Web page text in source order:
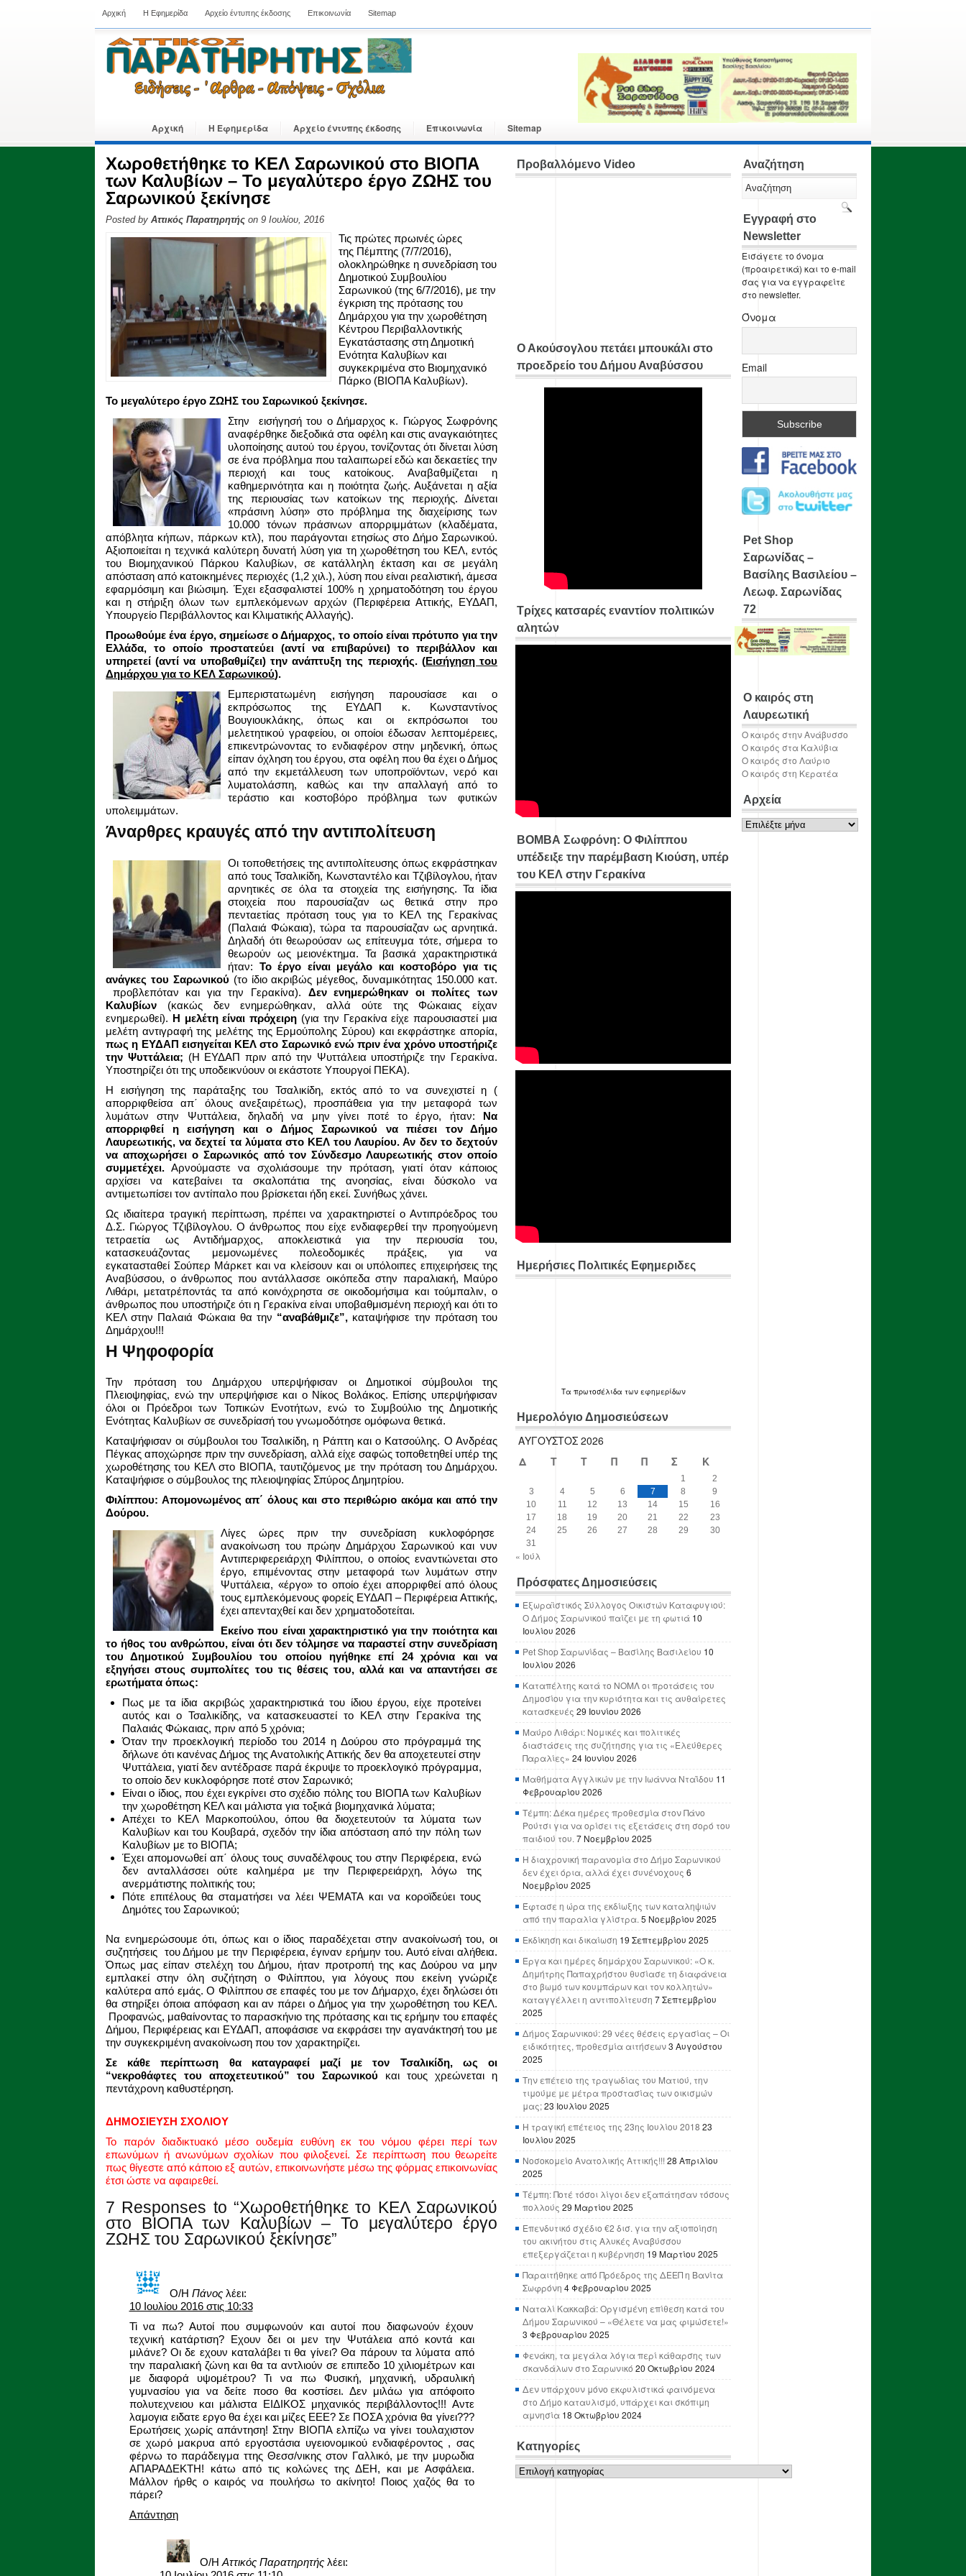
Αρχική Η Εφημερίδα Αρχείο έντυπης έκδοσης Επικοινωνία Sitemap
Αρχική Η Εφημερίδα Αρχείο έντυπης έκδοσης Επικοινωνία Sitemap
Χωροθετήθηκε το ΚΕΛ Σαρωνικού στο ΒΙΟΠΑ
των Καλυβίων – Το μεγαλύτερο έργο ΖΩΗΣ του
Σαρωνικού ξεκίνησε
Posted by Αττικός Παρατηρητής on 9 Ιουλίου, 2016
Τις πρώτες πρωινές ώρες
της Πέμπτης (7/7/2016),
ολοκληρώθηκε η συνεδρίαση του
Δημοτικού Συμβουλίου
Σαρωνικού (της 6/7/2016), με την
έγκριση της πρότασης του
Δημάρχου για την χωροθέτηση
Κέντρου Περιβαλλοντικής
Εγκατάστασης στη Δημοτική
Ενότητα Καλυβίων και
συγκεκριμένα στο Βιομηχανικό
Πάρκο (ΒΙΟΠΑ Καλυβίων).
Το μεγαλύτερο έργο ΖΩΗΣ του Σαρωνικού ξεκίνησε.
Στην εισήγησή του ο Δήμαρχος κ. Γιώργος Σωφρόνης
αναφέρθηκε διεξοδικά στα οφέλη και στις αναγκαιότητες
υλοποίησης αυτού του έργου, τονίζοντας ότι δίνεται λύση
σε ένα πρόβλημα που ταλαιπωρεί εδώ και δεκαετίες την
περιοχή και τους κατοίκους. Αναβαθμίζεται η
καθημερινότητα και η ποιότητα ζωής. Αυξάνεται η αξία
της περιουσίας των κατοίκων της περιοχής. Δίνεται
«πράσινη λύση» στο πρόβλημα της διαχείρισης των
10.000 τόνων πράσινων απορριμμάτων (κλαδέματα,
απόβλητα κήπων, πάρκων κτλ), που παράγονται ετησίως στο Δήμο Σαρωνικού.
Αξιοποιείται η τεχνικά καλύτερη δυνατή λύση για τη χωροθέτηση του ΚΕΛ, εντός
του Βιομηχανικού Πάρκου Καλυβίων, σε κατάλληλη έκταση και σε μεγάλη
απόσταση από κατοικημένες περιοχές (1,2 χιλ.), λύση που είναι ρεαλιστική, άμεσα
εφαρμόσιμη και βιώσιμη. Έχει εξασφαλιστεί 100% η χρηματοδότηση του έργου
και η στήριξη όλων των εμπλεκόμενων αρχών (Περιφέρεια Αττικής, ΕΥΔΑΠ,
Υπουργείο Περιβάλλοντος και Κλιματικής Αλλαγής).
Προωθούμε ένα έργο, σημείωσε ο Δήμαρχος, το οποίο είναι πρότυπο για την
Ελλάδα, το οποίο προστατεύει (αντί να επιβαρύνει) το περιβάλλον και
υπηρετεί (αντί να υποβαθμίζει) την ανάπτυξη της περιοχής. (Εισήγηση του
Δημάρχου για το ΚΕΛ Σαρωνικού).
Εμπεριστατωμένη εισήγηση παρουσίασε και ο
εκπρόσωπος της ΕΥΔΑΠ κ. Κωνσταντίνος
Βουγιουκλάκης, όπως και οι εκπρόσωποι του
μελετητικού γραφείου, οι οποίοι έδωσαν λεπτομέρειες,
επικεντρώνοντας το ενδιαφέρον στην μηδενική, όπως
είπαν όχληση του έργου, στα οφέλη που θα έχει ο Δήμος
από την εκμετάλλευση των υποπροϊόντων, νερό και
λυματολάσπη, καθώς και την απαλλαγή από το
τεράστιο και κοστοβόρο πρόβλημα των φυτικών
υπολειμμάτων.
Άναρθρες κραυγές από την αντιπολίτευση
Οι τοποθετήσεις της αντιπολίτευσης όπως εκφράστηκαν
από τους Τσαλικίδη, Κωνσταντέλο και Τζιβίλογλου, ήταν
αρνητικές σε όλα τα στοιχεία της εισήγησης. Τα ίδια
στοιχεία που παρουσίαζαν ως θετικά στην προ
πενταετίας πρόταση τους για το ΚΕΛ της Γερακίνας
(Παλαιά Φώκαια), τώρα τα παρουσίαζαν ως αρνητικά.
Δηλαδή ότι θεωρούσαν ως επίτευγμα τότε, σήμερα το
θεωρούν ως μειονέκτημα. Τα βασικά χαρακτηριστικά
ήταν: Το έργο είναι μεγάλο και κοστοβόρο για τις
ανάγκες του Σαρωνικού (το ίδιο ακριβώς μέγεθος, δυναμικότητας 150.000 κατ.
προβλεπόταν και για την Γερακίνα). Δεν ενημερώθηκαν οι πολίτες των
Καλυβίων (κακώς δεν ενημερώθηκαν, αλλά ούτε της Φώκαιας είχαν
ενημερωθεί). Η μελέτη είναι πρόχειρη (για την Γερακίνα είχε παρουσιαστεί μια
μελέτη αντιγραφή της μελέτης της Ερμούπολης Σύρου) και εκφράστηκε απορία,
πως η ΕΥΔΑΠ εισηγείται ΚΕΛ στο Σαρωνικό ενώ πριν ένα χρόνο υποστήριζε
την Ψυττάλεια; (Η ΕΥΔΑΠ πριν από την Ψυττάλεια υποστήριζε την Γερακίνα.
Υποστηρίζει ότι της υποδεικνύουν οι εκάστοτε Υπουργοί ΠΕΚΑ).
Η εισήγηση της παράταξης του Τσαλικίδη, εκτός από το να συνεχιστεί η (
απορριφθείσα απ΄ όλους ανεξαιρέτως), προσπάθεια για την μεταφορά των
λυμάτων στην Ψυττάλεια, δηλαδή να μην γίνει ποτέ το έργο, ήταν: Να
απορριφθεί η εισήγηση και ο Δήμος Σαρωνικού να πιέσει τον Δήμο
Λαυρεωτικής, να δεχτεί τα λύματα στο ΚΕΛ του Λαυρίου. Αν δεν το δεχτούν
να αποχωρήσει ο Σαρωνικός από τον Σύνδεσμο Λαυρεωτικής στον οποίο
συμμετέχει. Αρνούμαστε να σχολιάσουμε την πρόταση, γιατί όταν κάποιος
αρχίσει να κατεβαίνει τα σκαλοπάτια της ανοησίας, είναι δύσκολο να
αντιμετωπίσει τον αντίπαλο που βρίσκεται ήδη εκεί. Συνήθως χάνει.
Ως ιδιαίτερα τραγική περίπτωση, πρέπει να χαρακτηριστεί ο Αντιπρόεδρος του
Δ.Σ. Γιώργος Τζιβίλογλου. Ο άνθρωπος που είχε ενδιαφερθεί την προηγούμενη
τετραετία ως Αντιδήμαρχος, αποκλειστικά για την περιουσία του,
κατασκευάζοντας μεμονωμένες πολεοδομικές πράξεις, για να
εγκατασταθεί Σούπερ Μάρκετ και να κλείσουν και οι υπόλοιπες επιχειρήσεις της
Αναβύσσου, ο άνθρωπος που αντάλλασσε οικόπεδα στην παραλιακή, Μαύρο
Λιθάρι, μετατρέποντάς τα από κοινόχρηστα σε οικοδομήσιμα και τούμπαλιν, ο
άνθρωπος που υποστήριζε ότι η Γερακίνα είναι υποβαθμισμένη περιοχή και ότι το
ΚΕΛ στην Παλαιά Φώκαια θα την “αναβάθμιζε”, καταψήφισε την πρόταση του
Δημάρχου!!!
Η Ψηφοφορία
Την πρόταση του Δημάρχου υπερψήφισαν οι Δημοτικοί σύμβουλοι της
Πλειοψηφίας, ενώ την υπερψήφισε και ο Νίκος Βολάκος. Επίσης υπερψήφισαν
όλοι οι Πρόεδροι των Τοπικών Ενοτήτων, ενώ το Συμβούλιο της Δημοτικής
Ενότητας Καλυβίων σε συνεδρίασή του γνωμοδότησε ομόφωνα θετικά.
Καταψήφισαν οι σύμβουλοι του Τσαλικίδη, η Ράπτη και ο Κατσούλης. Ο Ανδρέας
Πέγκας αποχώρησε πριν την συνεδρίαση, αλλά είχε σαφώς τοποθετηθεί υπέρ της
χωροθέτησης του ΚΕΛ στο ΒΙΟΠΑ, ταυτιζόμενος με την πρόταση του Δημάρχου.
Καταψήφισε ο σύμβουλος της πλειοψηφίας Σπύρος Δημητρίου.
Φιλίππου: Απομονωμένος απ΄ όλους και στο περιθώριο ακόμα και από την
Δούρου.
Λίγες ώρες πριν την συνεδρίαση κυκλοφόρησε
ανακοίνωση του πρώην Δημάρχου Σαρωνικού και νυν
Αντιπεριφερειάρχη Φιλίππου, ο οποίος εναντιώνεται στο
έργο, επιμένοντας στην μεταφορά των λυμάτων στην
Ψυττάλεια, «έργο» το οποίο έχει απορριφθεί από όλους
τους εμπλεκόμενους φορείς ΕΥΔΑΠ – Περιφέρεια Αττικής,
έχει απενταχθεί και δεν χρηματοδοτείται.
Εκείνο που είναι χαρακτηριστικό για την ποιότητα και
το ήθος του ανθρώπου, είναι ότι δεν τόλμησε να παραστεί στην συνεδρίαση
του Δημοτικού Συμβουλίου του οποίου ηγήθηκε επί 24 χρόνια και να
εξηγήσει στους συμπολίτες του τις θέσεις του, αλλά και να απαντήσει σε
ερωτήματα όπως:
Πως με τα ίδια ακριβώς χαρακτηριστικά του ίδιου έργου, είχε προτείνει
αυτός και ο Τσαλικίδης, να κατασκευαστεί το ΚΕΛ στην Γερακίνα της
Παλαιάς Φώκαιας, πριν από 5 χρόνια;
Όταν την προεκλογική περίοδο του 2014 η Δούρου στο πρόγραμμά της
δήλωνε ότι κανένας Δήμος της Ανατολικής Αττικής δεν θα αποχετευτεί στην
Ψυττάλεια, γιατί δεν αντέδρασε παρά έκρυψε το προεκλογικό πρόγραμμα,
το οποίο δεν κυκλοφόρησε ποτέ στον Σαρωνικό;
Είναι ο ίδιος, που έχει εγκρίνει στο σχέδιο πόλης του ΒΙΟΠΑ των Καλυβίων
την χωροθέτηση ΚΕΛ και μάλιστα για τοξικά βιομηχανικά λύματα;
Απέχει το ΚΕΛ Μαρκοπούλου, όπου θα διοχετευτούν τα λύματα των
Καλυβίων και του Κουβαρά, σχεδόν την ίδια απόσταση από την πόλη των
Καλυβίων με το ΒΙΟΠΑ;
Έχει απομονωθεί απ΄ όλους τους συναδέλφους του στην Περιφέρεια, ενώ
δεν ανταλλάσσει ούτε καλημέρα με την Περιφερειάρχη, λόγω της
ανερμάτιστης πολιτικής του;
Πότε επιτέλους θα σταματήσει να λέει ΨΕΜΑΤΑ και να κοροϊδεύει τους
Δημότες του Σαρωνικού;
Να ενημερώσουμε ότι, όπως και ο ίδιος παραδέχεται στην ανακοίνωσή του, οι
συζητήσεις του Δήμου με την Περιφέρεια, έγιναν ερήμην του. Αυτό είναι αλήθεια.
Όπως μας είπαν στελέχη του Δήμου, ήταν προτροπή της κας Δούρου να μην
εμπλακεί στην όλη συζήτηση ο Φιλίππου, για λόγους που εκείνη γνώριζε
καλύτερα από εμάς. Ο Φιλίππου σε επαφές του με τον Δήμαρχο, έχει δηλώσει ότι
θα στηρίξει όποια απόφαση και αν πάρει ο Δήμος για την χωροθέτηση του ΚΕΛ.
Προφανώς, μαθαίνοντας το παρασκήνιο της πρότασης και τις ερήμην του επαφές
Δήμου, Περιφέρειας και ΕΥΔΑΠ, αποφάσισε να εκφράσει την αγανάκτησή του με
την συγκεκριμένη ανακοίνωση που τον χαρακτηρίζει.
Σε κάθε περίπτωση θα καταγραφεί μαζί με τον Τσαλικίδη, ως οι
“νεκροθάφτες του αποχετευτικού” του Σαρωνικού και τους χρεώνεται η
πεντάχρονη καθυστέρηση.
ΔΗΜΟΣΙΕΥΣΗ ΣΧΟΛΙΟΥ
Το παρόν διαδικτυακό μέσο ουδεμία ευθύνη εκ του νόμου φέρει περί των
επωνύμων ή ανωνύμων σχολίων που φιλοξενεί. Σε περίπτωση που θεωρείτε
πως θίγεστε από κάποιο εξ αυτών, επικοινωνήστε μέσω της φόρμας επικοινωνίας
έτσι ώστε να αφαιρεθεί.
7 Responses to “Χωροθετήθηκε το ΚΕΛ Σαρωνικού
στο ΒΙΟΠΑ των Καλυβίων – Το μεγαλύτερο έργο
ΖΩΗΣ του Σαρωνικού ξεκίνησε”
Ο/Η Πάνος λέει:
10 Ιουλίου 2016 στις 10:33
Ti να πω? Αυτοί που συμφωνούν και αυτοί που διαφωνούν έχουν
τεχνική κατάρτιση? Εχουν δει οι μεν την Ψυτάλεια από κοντά και
μιλάνε? Οι δε εχουν καταλάβει τι θα γίνει? Θα πάρουν τα λύματα από
την παραλιακή ζώνη και θα τα αντλιούν σε επιπεδο 10 χιλιομέτρων και
με διαφορά υψομέτρου? Τι να πω Φυσική, μηχανική, υδραυλική
γυμνασίου για να δείτε ποσο θα κοστίσει. Δεν μιλάω για απόφοιτο
πολυτεχνειου και μάλιστα ΕΙΔΙΚΟΣ μηχανικός περιβάλλοντος!!! Αντε
λαμογια ειδατε εργο θα έχει και μίζες ΕΕΕ? Σε ΠΟΣΑ χρόνια θα γίνει???
Ερωτήσεις χωρίς απάντηση! Στην ΒΙΟΠΑ ελπίζω να γίνει τουλαχιστον
σε χωρό μακρυα από εργοστάσια υγειονομικού ενδιαφέροντος , σας
φέρνω το παράδειγμα ττης Θεσσ/νικης στον Γαλλικό, με την μυρωδια
ΑΠΑΡΑΔΕΚΤΗ! κάτω από τις κολώνες της ΔΕΗ, και με Ασφάλεια.
Μάλλον ήρθς ο καιρός να πουλήσω το ακίνητο! Ποιος χαζός θα το
πάρει?
Απάντηση
Ο/Η Αττικός Παρατηρητής λέει:
Προβαλλόμενο Video
Ο Ακούσογλου πετάει μπουκάλι στο
προεδρείο του Δήμου Αναβύσσου
Τρίχες κατσαρές εναντίον πολιτικών
αλητών
ΒΟΜΒΑ Σωφρόνη: Ο Φιλίππου
υπέδειξε την παρέμβαση Κιούση, υπέρ
του ΚΕΛ στην Γερακίνα
Ημερήσιες Πολιτικές Εφημεριδες
Τα πρωτοσέλιδα των εφημερίδων
Ημερολόγιο Δημοσιεύσεων
ΑΎΓΟΥΣΤΟΣ 2026
Δ
Τ Τ Π Π Σ Κ
1
2
3
4 5 6 7 8
9
10
11 12 13 14 15
16
17
18 19 20 21 22
23
24
25 26 27 28 29
30
31
« Ιούλ
Πρόσφατες Δημοσιεύσεις
Εξωραϊστικός Σύλλογος Οικιστών Καταφυγιού:
Ο Δήμος Σαρωνικού παίζει με τη φωτιά 10
Ιουλίου 2026
Pet Shop Σαρωνίδας – Βασίλης Βασιλείου 10
Ιουλίου 2026
Καταπέλτης κατά το ΝΟΜΛ οι προτάσεις του
Δημοσίου για την κυριότητα και τις αυθαίρετες
κατασκευές 29 Ιουνίου 2026
Μαύρο Λιθάρι: Νομικές και πολιτικές
διαστάσεις της συζήτησης για τις «Ελεύθερες
Παραλίες» 24 Ιουνίου 2026
Μαθήματα Αγγλικών με την Ιωάννα Νταΐδου 11
Φεβρουαρίου 2026
Τέμπη: Δέκα ημέρες προθεσμία στον Πάνο
Ρούτσι για να ορίσει τις εξετάσεις στη σορό του
παιδιού του. 7 Νοεμβρίου 2025
Η διαχρονική παρανομία στο Δήμο Σαρωνικού
δεν έχει όρια, αλλά έχει συνένοχους 6
Νοεμβρίου 2025
Έφτασε η ώρα της εκδίωξης των καταληψιών
από την παραλία γλίστρα. 5 Νοεμβρίου 2025
Εκδίκηση και δικαίωση 19 Σεπτεμβρίου 2025
Έργα και ημέρες δημάρχου Σαρωνικού: «Ο κ.
Δημήτρης Παπαχρήστου θυσίασε τη διαφάνεια
στο βωμό των κουμπάρων και τον κολλητών»
καταγγέλλει η αντιπολίτευση 7 Σεπτεμβρίου
2025
Δήμος Σαρωνικού: 29 νέες θέσεις εργασίας – Οι
ειδικότητες, προθεσμία αιτήσεων3 Αυγούστου
2025
Την επέτειο της τραγωδίας του Ματιού, την
τιμούμε με μέτρα προστασίας των οικισμών
μας;23 Ιουλίου 2025
Η τραγική επέτειος της 23ης Ιουλίου 2018 23
Ιουλίου 2025
Νοσοκομείο Ανατολικής Αττικής!!! 28 Απριλίου
2025
Τέμπη: Ποτέ τόσοι λίγοι δεν εξαπάτησαν τόσους
πολλούς 29 Μαρτίου 2025
Επενδυτικό σχέδιο €2 δισ. για την αξιοποίηση
του ακινήτου στις Αλυκές Αναβύσσου
επεξεργάζεται η κυβέρνηση 19 Μαρτίου 2025
Παραιτήθηκε από Πρόεδρος της ΔΕΕΠ η Βανίτα
Σωφρόνη 4 Φεβρουαρίου 2025
Ναταλί Κακκαβά: Οργισμένη επίθεση κατά του
Δήμου Σαρωνικού – «Θέλετε να μας φιμώσετε!»
3 Φεβρουαρίου 2025
Φενάκη, τα μεγάλα λόγια περί κάθαρσης των
σκανδάλων στο Σαρωνικό 20 Οκτωβρίου 2024
Δεν υπάρχουν μόνο εκφυλιστικά φαινόμενα
στο Δήμο καταυλισμό, υπάρχει και σκόπιμη
αμνησία 18 Οκτωβρίου 2024
Κατηγορίες
Κατηγορίες
Αναζήτηση
Εγγραφή στο
Newsletter
Εισάγετε το όνομα
(προαιρετικά) και το e-mail
σας για να εγγραφείτε
στο newsletter.
Όνομα
Email
Pet Shop
Σαρωνίδας –
Βασίλης Βασιλείου –
Λεωφ. Σαρωνίδας
72
Ο καιρός στη
Λαυρεωτική
Ο καιρός στην Ανάβυσσο
Ο καιρός στα Καλύβια
Ο καιρός στο Λαύριο
Ο καιρός στη Κερατέα
Αρχεία
Αρχεία